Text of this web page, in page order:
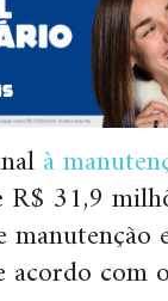
à
R$ 31,9
com